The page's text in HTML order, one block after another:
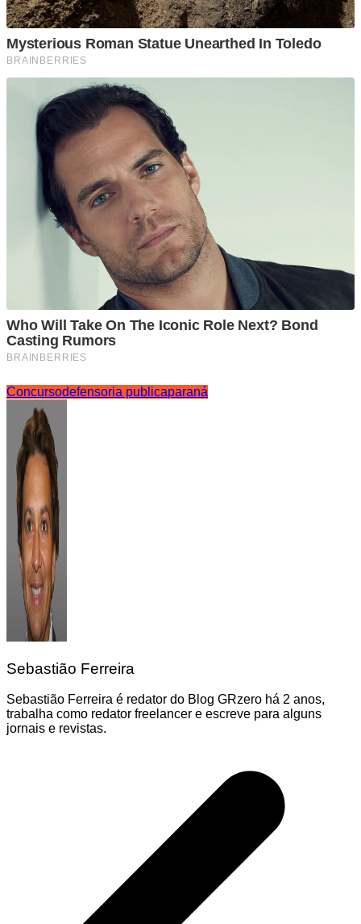
Concursodefensoria publicaparaná
Sebastião Ferreira
Sebastião Ferreira é redator do Blog GRzero há 2 anos,
trabalha como redator freelancer e escreve para alguns
jornais e revistas.